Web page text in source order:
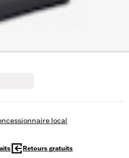
local
Retours gratuits